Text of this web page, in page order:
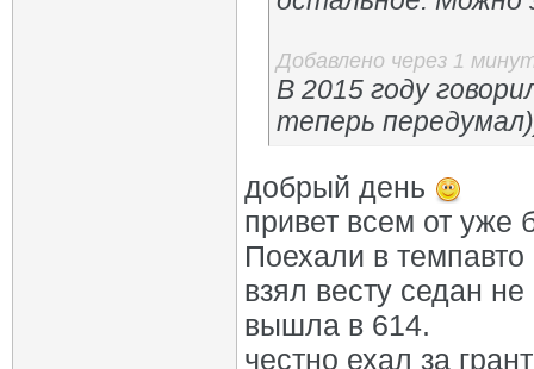
Добавлено через 1
В 2015 году
теперь
добрый день
привет всем от уже
Поехали в темпавто
взял весту седан
вышла в 614.
честно ехал за